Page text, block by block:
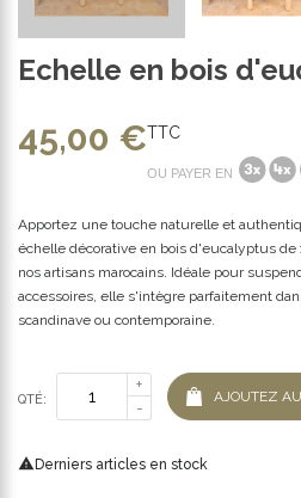
Echelle en bois
45,00 €TTC
OU PAYER EN
Apportez une touche naturelle et
échelle décorative en bois d'eucalyptus de
nos artisans marocains. Idéale pour
accessoires, elle s'intègre parfaitement
scandinave ou contemporaine.
QTÉ: AJOUTEZ
Derniers articles en stock